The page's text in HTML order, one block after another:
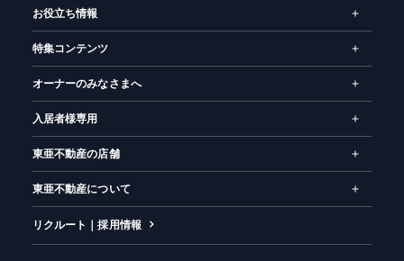
お役立ち情報
特集コンテンツ
オーナーのみなさまへ
入居者様専用
東亜不動産の店舗
東亜不動産について
リクルート｜採用情報